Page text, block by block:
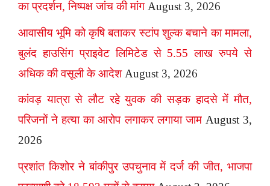
का प्रदर्शन, निष्पक्ष जांच की मांग August 3, 2026
आवासीय भूमि को कृषि बताकर स्टांप शुल्क बचाने का मामला,
बुलंद हाउसिंग प्राइवेट लिमिटेड से 5.55 लाख रुपये से
अधिक की वसूली के आदेश August 3, 2026
कांवड़ यात्रा से लौट रहे युवक की सड़क हादसे में मौत,
परिजनों ने हत्या का आरोप लगाकर लगाया जाम August 3,
2026
प्रशांत किशोर ने बांकीपुर उपचुनाव में दर्ज की जीत, भाजपा